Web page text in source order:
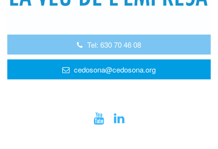
Tel: 630 70 46 08
cedosona@cedosona.org